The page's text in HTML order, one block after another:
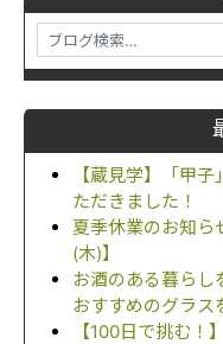
【蔵見学】「甲
ただきました！
夏季休業のお知ら
(木)】
お酒のある暮らし
おすすめのグラス
【100日で挑む！